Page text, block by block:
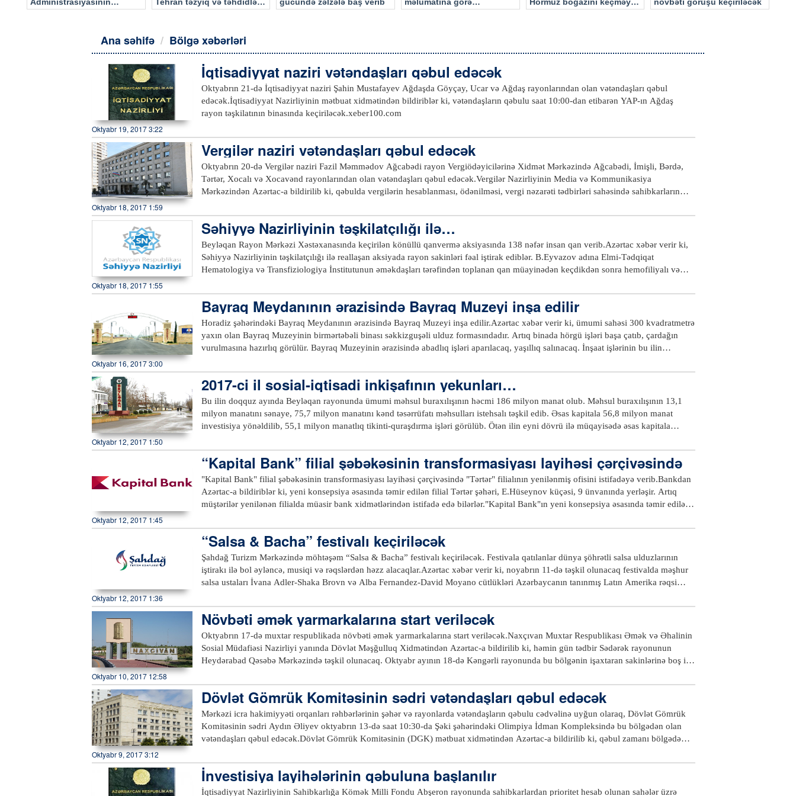
Ana səhifə Bölgə xəbərləri
İqtisadiyyat naziri vətəndaşları qəbul edəcək
Oktyabrın 21-də İqtisadiyyat naziri Şahin Mustafayev Ağdaşda Göyçay, Ucar və Ağdaş rayonlarından olan vətəndaşları qəbul
edəcək.İqtisadiyyat Nazirliyinin mətbuat xidmətindən bildiriblər ki, vətəndaşların qəbulu saat 10:00-dan etibarən YAP-ın Ağdaş
Oktyabr 19, 2017 3:22
Vergilər naziri vətəndaşları qəbul edəcək
Oktyabrın 20-də Vergilər naziri Fazil Məmmədov Ağcabədi rayon Vergiödəyicilərinə Xidmət Mərkəzində Ağcabədi, İmişli, Bərdə,
Tərtər, Xocalı və Xocavənd rayonlarından olan vətəndaşları qəbul edəcək.Vergilər Nazirliyinin Media və Kommunikasiya
Mərkəzindən Azərtac-a bildirilib ki, qəbulda vergilərin hesablanması, ödənilməsi, vergi nəzarəti tədbirləri sahəsində sahibkarların
müraciətlərə baxılacaq.xeber100.com
Oktyabr 18, 2017 1:59
Səhiyyə Nazirliyinin təşkilatçılığı ilə…
Beyləqan Rayon Mərkəzi Xəstəxanasında keçirilən könüllü qanvermə aksiyasında 138 nəfər insan qan verib.Azərtac xəbər verir ki,
Səhiyyə Nazirliyinin təşkilatçılığı ilə reallaşan aksiyada rayon sakinləri fəal iştirak ediblər. B.Eyvazov adına Elmi-Tədqiqat
Hematologiya və Transfiziologiya İnstitutunun əməkdaşları tərəfindən toplanan qan müayinədən keçdikdən sonra hemofiliyalı və
Oktyabr 18, 2017 1:55
Bayraq Meydanının ərazisində Bayraq Muzeyi inşa edilir
Horadiz şəhərindəki Bayraq Meydanının ərazisində Bayraq Muzeyi inşa edilir.Azərtac xəbər verir ki, ümumi sahəsi 300 kvadratmetrə
yaxın olan Bayraq Muzeyinin birmərtəbəli binası səkkizguşəli ulduz formasındadır. Artıq binada hörgü işləri başa çatıb, çardağın
vurulmasına hazırlıq görülür. Bayraq Muzeyinin ərazisində abadlıq işləri aparılacaq, yaşıllıq salınacaq. İnşaat işlərinin bu ilin
ərazisində mövcud olmuş dövlətlərin, xanlıqların, həmçinin Silahlı Qüvvələrin qoşun növlərinin bayraqlarının, gerblərin, xəritələrin,
konstitusiyaların, orden və medalların, bir sözlə, müxtəlif dövlət rəmzlərinin qorunub saxlanılması nəzərdə tutulur.Muzey
Azərbaycan tarixinin təbliğində mühüm rol oynamaqla yanaşı, gənc nəslin dünyagörüşünün artırılmasına, rayon sakinlərində və
rayona gələn qonaqlarda şanlı tariximiz haqqında geniş təsəvvür yaratmağa imkan verəcək.xeber100.com
Oktyabr 16, 2017 3:00
2017-ci il sosial-iqtisadi inkişafının yekunları…
Bu ilin doqquz ayında Beyləqan rayonunda ümumi məhsul buraxılışının həcmi 186 milyon manat olub. Məhsul buraxılışının 13,1
milyon manatını sənaye, 75,7 milyon manatını kənd təsərrüfatı məhsulları istehsalı təşkil edib. Əsas kapitala 56,8 milyon manat
investisiya yönəldilib, 55,1 milyon manatlıq tikinti-quraşdırma işləri görülüb. Ötən ilin eyni dövrü ilə müqayisədə əsas kapitala
Əliyev Mərkəzində 2017-ci ilin doqquz ayının sosial-iqtisadi inkişafının yekunları və qarşıda duran vəzifələrə həsr olunan
yığıncaqda məlumat verilib.Rayon icra hakimiyyətinin başçısı Vaqif Abdullayevin məruzəsində bildirilib ki, sahibkarlığın inkişafı
rayonda prioritet məsələ kimi daim nəzarətdə saxlanılıb, Sahibkarlığa Kömək Milli Fondunun xətti ilə 12 layihə üzrə 129 min 955
manat kredit ayrılıb.Diqqətə çatdırılıb ki, bu il 8550 hektar sahədə pambıq əkilib. Bu, keçən ilin müvafiq dövrü ilə müqayisədə 2,1
dəfə çoxdur. Hazırda tarlalarda pambıq yığımı davam edir. Cari ildə 8181 ton şəkər çuğunduru, 11 min 796 ton qarğıdalı, 20 min 438
edilib.Yığıncaqda təhsil, səhiyyə, mədəniyyət, idman və digər sahələrdə həyata keçirilən tədbirlərdən, əhalinin elektrik enerjisi, təbii
qaz, içməli və təsərrüfat suyu ilə təminatı istiqamətində görülən işlərdən də ətraflı bəhs olunub.Məruzə və çıxışlarda uğurlarla yanaşı,
problemlər də sadalanıb, onların həlli üçün təkliflər irəli sürülüb.xeber100.com
Oktyabr 12, 2017 1:50
“Kapital Bank” filial şəbəkəsinin transformasiyası layihəsi çərçivəsində
"Kapital Bank" filial şəbəkəsinin transformasiyası layihəsi çərçivəsində "Tərtər" filialının yenilənmiş ofisini istifadəyə verib.Bankdan
Azərtac-a bildiriblər ki, yeni konsepsiya əsasında təmir edilən filial Tərtər şəhəri, E.Hüseynov küçəsi, 9 ünvanında yerləşir. Artıq
müştərilər yenilənən filialda müasir bank xidmətlərindən istifadə edə bilərlər."Kapital Bank"ın yeni konsepsiya əsasında təmir edilən
kommunal, rabitə və digər xidmətlərin ödənişləri, valyuta mübadiləsi və sair bank xidmətlərini təklif edir. Yeni filial müştərilərə ən
yüksək səviyyədə xidmət göstərmək üçün bütün zəruri şəraitə və imkanlara malikdir.Qeyd edək ki, "Kapital Bank" filial şəbəkəsinin
transformasiyası istiqamətində müəyyən tədbirlər həyata keçirir. 2017-ci ildə yeni "Bravo" və "Nərimanov Kart Mərkəzi" filialları,
Bakı şəhəri üzrə "Buzovna", "Dəmiryol" və "Lökbatan" şöbələri, region üzrə "Masallı" şöbəsi fəaliyyətə başlayıb, "Həzi Aslanov",
"Qubadlı", "Göyçay", "Qobustan" və "Beyləqan" filialları yeni ünvana köçürülüb. Bankın yenilənmiş filiallarında vahid korporativ
Oktyabr 12, 2017 1:45
“Salsa & Bacha” festivalı keçiriləcək
Şahdağ Turizm Mərkəzində möhtəşəm “Salsa & Bacha” festivalı keçiriləcək. Festivala qatılanlar dünya şöhrətli salsa ulduzlarının
iştirakı ilə bol əyləncə, musiqi və rəqslərdən həzz alacaqlar.Azərtac xəbər verir ki, noyabrın 11-də təşkil olunacaq festivalda məşhur
salsa ustaları İvana Adler-Shaka Brovn və Alba Fernandez-David Moyano cütlükləri Azərbaycanın tanınmış Latın Amerika rəqsi
“Buta Salsa” və “Street Salsa” məktəbləri qatılacaq.xeber100.com
Oktyabr 12, 2017 1:36
Növbəti əmək yarmarkalarına start veriləcək
Oktyabrın 17-də muxtar respublikada növbəti əmək yarmarkalarına start veriləcək.Naxçıvan Muxtar Respublikası Əmək və Əhalinin
Sosial Müdafiəsi Nazirliyi yanında Dövlət Məşğulluq Xidmətindən Azərtac-a bildirilib ki, həmin gün tədbir Sədərək rayonunun
Heydərabad Qəsəbə Mərkəzində təşkil olunacaq. Oktyabr ayının 18-də Kəngərli rayonunda bu bölgənin işaxtaran sakinlərinə boş iş
olacaq. Culfa rayonunun işaxtaran sakinləri bu dövlət qayğısından ayın 20-də yararlana biləcəklər. Oktyabrın 24-də ordubadlılara,
25-də babəklilərə, 26-da isə şərurlulara boş iş yerləri təqdim olunacaq.Naxçıvan şəhərində əmək yarmarkası oktyabr ayının 27-də
Naxçıvan Regional Peşə Tədris Mərkəzində keçiriləcək.xeber100.com
Oktyabr 10, 2017 12:58
Dövlət Gömrük Komitəsinin sədri vətəndaşları qəbul edəcək
Mərkəzi icra hakimiyyəti orqanları rəhbərlərinin şəhər və rayonlarda vətəndaşların qəbulu cədvəlinə uyğun olaraq, Dövlət Gömrük
Komitəsinin sədri Aydın Əliyev oktyabrın 13-də saat 10:30-da Şəki şəhərindəki Olimpiya İdman Kompleksində bu bölgədən olan
vətəndaşları qəbul edəcək.Dövlət Gömrük Komitəsinin (DGK) mətbuat xidmətindən Azərtac-a bildirilib ki, qəbul zamanı bölgədə
vətəndaşların işə qəbulla bağlı çoxsaylı müraciətlərini nəzərə alaraq bildirir ki, gömrük orqanlarına xidmətə qəbul "Gömrük
orqanlarında xidmət haqqında" Əsasnamə və Azərbaycan Respublikası Prezidentinin 2010-cu il 12 noyabr tarixli 349 nömrəli
Fərmanı ilə təsdiq edilmiş "Gömrük orqanlarına xidmətə qəbul ilə əlaqədar müsabiqənin keçirilməsi qaydaları" əsasında test üsulu ilə
Oktyabr 9, 2017 3:12
İnvestisiya layihələrinin qəbuluna başlanılır
İqtisadiyyat Nazirliyinin Sahibkarlığa Kömək Milli Fondu Abşeron rayonunda sahibkarlardan prioritet hesab olunan sahələr üzrə